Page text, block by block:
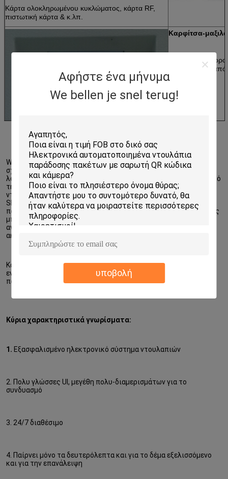
Αφήστε ένα μήνυμα
We bellen je snel terug!
υποβολή
Κάρτα ολοκληρωμένου κυκλώματος, κάρτα RF,
πιστωτική κάρτα & κ.λπ.
Καρφίτσα-
Οι πελάτες
στο ντουλάπι
Winnsen το πιό πρόσφατο ντουλάπι ενοικίου συστημάτων
σχεδίου έξυπνο επιτρέπει τη σύνδεση προσωπικού στο
λογισμικό με τις κάρτες προσωπικού ή ακριβώς τον απλό αριθμό
τηλεφώνου τους. Αφότου ρίχνουν μακριά μια συσκευασία στο
ντουλάπι και γεμίζουν το αριθμό τηλεφώνου του πελάτη, ένα
SMS θα σταλεί στο τηλέφωνο του πελάτη για να τον
παρατηρήσει η συσκευασία είναι έτοιμο να επιλεχτεί, οι πελάτες
μπορούν να πάνε στο ντουλάπι να πάρουν τις συσκευασίες τους
ανά πάσα στιγμή που θέλουν. Είναι ακριβώς εύκολα βήματα που
ακολουθούν! Αυτό είναι μια λύση click&collect.
Και τα ηλεκτρονικές ντουλάπια και οι κονσόλες Winnsen που
ενσωματώνονται με στο λογισμικό Winnsen μπορούν να
παρέχουν μια πλήρη κατάλληλη λύση για σας.
Κύρια χαρακτηριστικά γνωρίσματα:
1. Εξασφαλισμένο ηλεκτρονικό σύστημα ντουλαπιών
2. Πολυ γλώσσες UI, μεγέθη πολυ-διαμερισμάτων για το
συνδυασμό
3. 24/7 διαθέσιμο
4. Παίρνει μόνο τα δευτερόλεπτα και για το δέμα εξελισσόμενο
και για την επανάλειψη